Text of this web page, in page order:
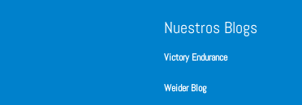
Nuestros Blogs
Victory Endurance
Weider Blog